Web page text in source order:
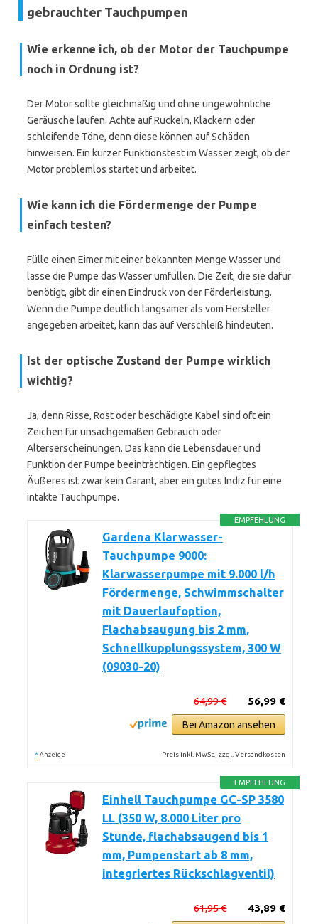
gebrauchter Tauchpumpen
Wie erkenne ich, ob der Motor der Tauchpumpe
noch in Ordnung ist?
Der Motor sollte gleichmäßig und ohne ungewöhnliche
Geräusche laufen. Achte auf Ruckeln, Klackern oder
schleifende Töne, denn diese können auf Schäden
hinweisen. Ein kurzer Funktionstest im Wasser zeigt, ob der
Motor problemlos startet und arbeitet.
Wie kann ich die Fördermenge der Pumpe
einfach testen?
Fülle einen Eimer mit einer bekannten Menge Wasser und
lasse die Pumpe das Wasser umfüllen. Die Zeit, die sie dafür
benötigt, gibt dir einen Eindruck von der Förderleistung.
Wenn die Pumpe deutlich langsamer als vom Hersteller
angegeben arbeitet, kann das auf Verschleiß hindeuten.
Ist der optische Zustand der Pumpe wirklich
wichtig?
Ja, denn Risse, Rost oder beschädigte Kabel sind oft ein
Zeichen für unsachgemäßen Gebrauch oder
Alterserscheinungen. Das kann die Lebensdauer und
Funktion der Pumpe beeinträchtigen. Ein gepflegtes
Äußeres ist zwar kein Garant, aber ein gutes Indiz für eine
intakte Tauchpumpe.
EMPFEHLUNG
Gardena Klarwasser-
Tauchpumpe 9000:
Klarwasserpumpe mit 9.000 l/h
Fördermenge, Schwimmschalter
mit Dauerlaufoption,
Flachabsaugung bis 2 mm,
Schnellkupplungssystem, 300 W
(09030-20)
56,99 €
64,99 €
Bei Amazon ansehen
* Anzeige Preis inkl. MwSt., zzgl. Versandkosten
EMPFEHLUNG
Einhell Tauchpumpe GC-SP 3580
LL (350 W, 8.000 Liter pro
Stunde, flachabsaugend bis 1
mm, Pumpenstart ab 8 mm,
integriertes Rückschlagventil)
43,89 €
61,95 €